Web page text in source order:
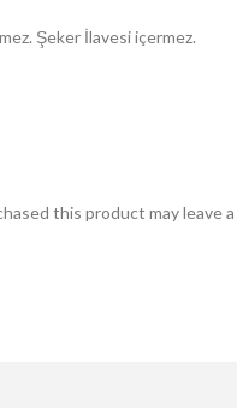
Şeker İlavesi içermez.
this product may leave a